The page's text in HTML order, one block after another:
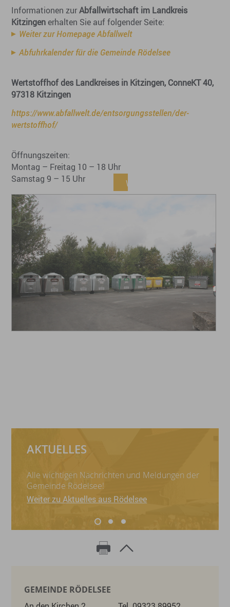
Informationen zurAbfallwirtschaft im Landkreis
Kitzingen erhalten Sie auf folgender Seite:
Weiter zur Homepage Abfallwelt
Abfuhrkalender für die Gemeinde Rödelsee
Wertstoffhof des Landkreises in Kitzingen, ConneKT 40,
97318 Kitzingen
https://www.abfallwelt.de/entsorgungsstellen/der-
wertstoffhof/
Öffnungszeiten:
Montag – Freitag 10 – 18 Uhr
Samstag 9 – 15 Uhr
Wertstoffhof
AKTUELLES
Alle wichtigen Nachrichten und Meldungen der
Gemeinde Rödelsee!
Weiter zu Aktuelles aus Rödelsee
GEMEINDE RÖDELSEE